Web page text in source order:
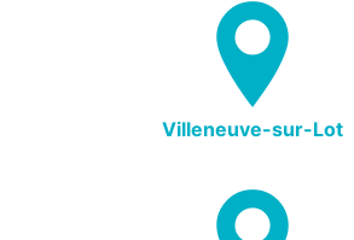
Villeneuve-sur-Lot